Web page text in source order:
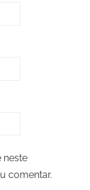
neste
comentar.